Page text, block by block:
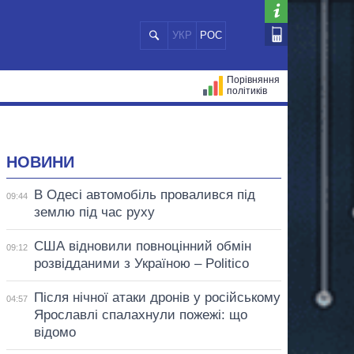
УКР РОС
Порівняння
політиків
НОВИНИ
09:44
В Одесі автомобіль провалився під
землю під час руху
09:12
США відновили повноцінний обмін
розвідданими з Україною – Politico
04:57
Після нічної атаки дронів у російському
Ярославлі спалахнули пожежі: що
відомо